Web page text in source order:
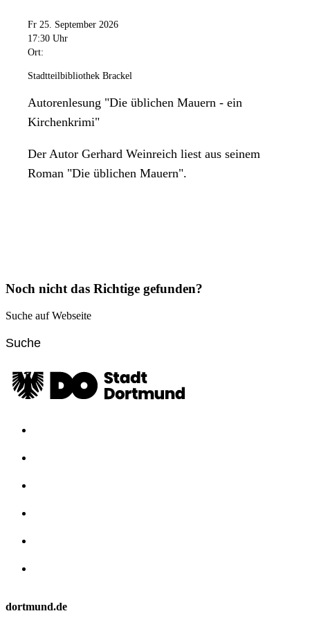
Fr 25. September 2026
17:30 Uhr
Ort:
Stadtteilbibliothek Brackel
Autorenlesung "Die üblichen Mauern - ein
Kirchenkrimi"
Der Autor Gerhard Weinreich liest aus seinem
Roman "Die üblichen Mauern".
Noch nicht das Richtige gefunden?
Suche auf Webseite
dortmund.de